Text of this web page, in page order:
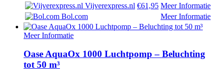
Vijverexpress.nl €61,95 Meer Informatie
Bol.com
Meer Informatie
Meer Informatie
Oase AquaOx 1000 Luchtpomp – Beluchting
tot 50 m³